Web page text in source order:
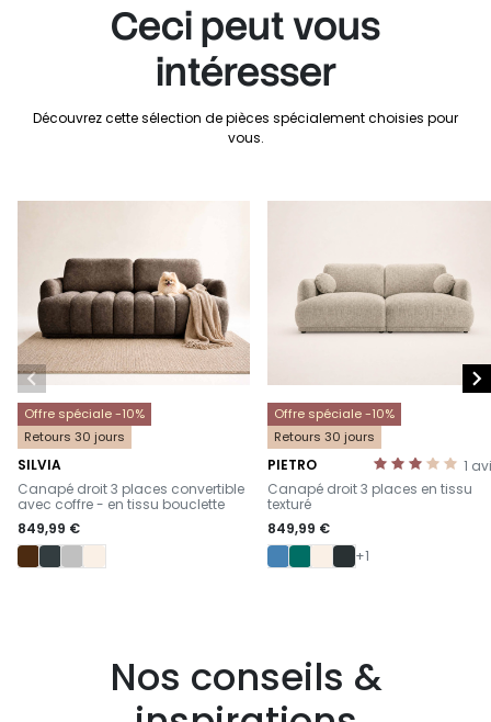
Ceci peut vous
intéresser
Découvrez cette sélection de pièces spécialement choisies pour
vous.
Offre spéciale -10%
Retours 30 jours
SILVIA
-
Canapé droit 3 places convertible
avec coffre - en tissu bouclette
849,99 €
Offre spéciale -10%
Retours 30 jours
1
PIETRO
-
Canapé droit 3 places en tissu
texturé
849,99 €
+1
 
Nos conseils &